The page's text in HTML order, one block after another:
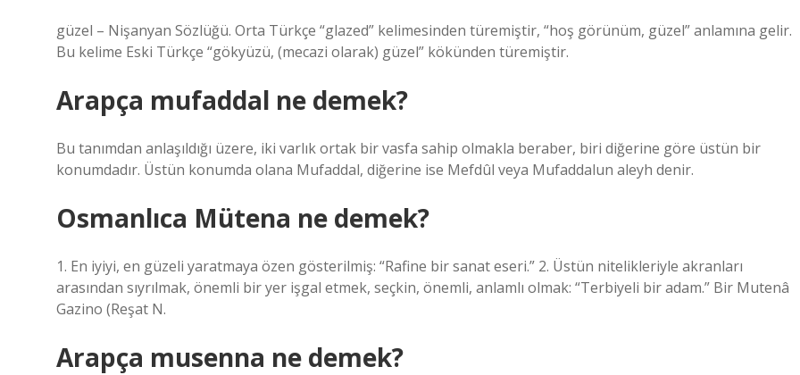
güzel – Nişanyan Sözlüğü. Orta Türkçe “glazed” kelimesinden türemiştir, “hoş görünüm, güzel” anlamına gelir.
Bu kelime Eski Türkçe “gökyüzü, (mecazi olarak) güzel” kökünden türemiştir.
Arapça mufaddal ne demek?
Bu tanımdan anlaşıldığı üzere, iki varlık ortak bir vasfa sahip olmakla beraber, biri diğerine göre üstün bir
konumdadır. Üstün konumda olana Mufaddal, diğerine ise Mefdûl veya Mufaddalun aleyh denir.
Osmanlıca Mütena ne demek?
1. En iyiyi, en güzeli yaratmaya özen gösterilmiş: “Rafine bir sanat eseri.” 2. Üstün nitelikleriyle akranları
arasından sıyrılmak, önemli bir yer işgal etmek, seçkin, önemli, anlamlı olmak: “Terbiyeli bir adam.” Bir Mutenâ
Gazino (Reşat N.
Arapça musenna ne demek?